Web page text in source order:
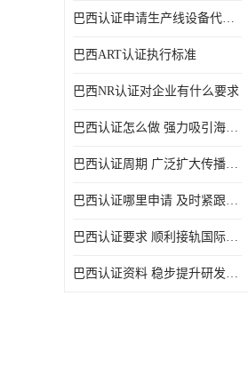
巴西认证申请生产线设备代理机构选择
巴西ART认证执行标准
巴西NR认证对企业有什么要求
巴西认证怎么做 强力吸引海外投资
巴西认证周期 广泛扩大传播范围
巴西认证哪里申请 及时紧跟法规变化
巴西认证要求 顺利接轨国际规范
巴西认证资料 稳步提升研发能力